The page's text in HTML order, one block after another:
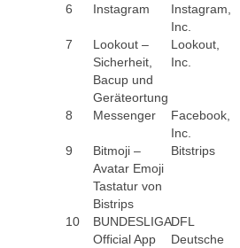
6
Instagram
Instagram,
Inc.
7
Lookout –
Sicherheit,
Bacup und
Geräteortung
Lookout,
Inc.
8 Messenger
Facebook,
Inc.
9
Bitmoji –
Avatar Emoji
Tastatur von
Bistrips
Bitstrips
10
BUNDESLIGA
Official App
DFL
Deutsche